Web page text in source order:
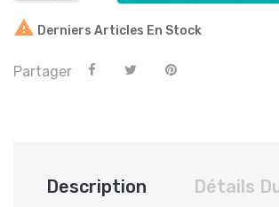
 Derniers Articles En Stock
Partager
Description Détails